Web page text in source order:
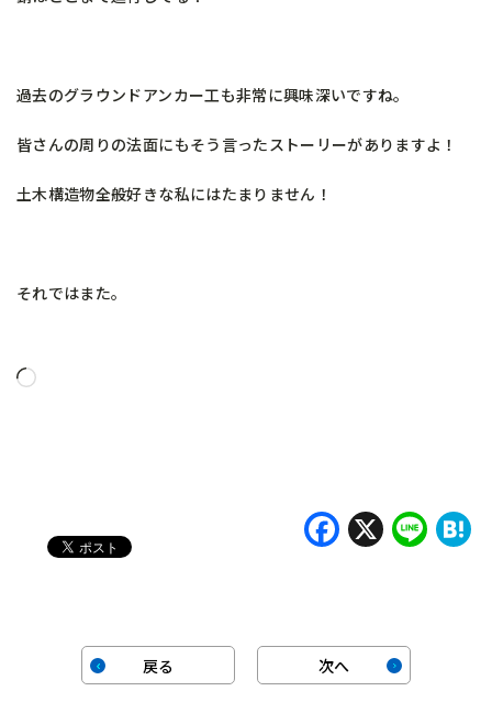
過去のグラウンドアンカー工も非常に興味深いですね。
皆さんの周りの法面にもそう言ったストーリーがありますよ！
土木構造物全般好きな私にはたまりません！
それではまた。
読
X
戻る 次へ